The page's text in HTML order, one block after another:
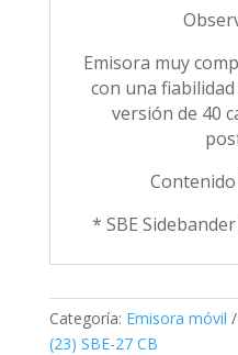
Emisora muy
con una
versión de 40
* SBE
Categoría: Emisora móvil
(23) SBE-27 CB